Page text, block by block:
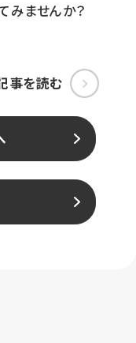
みませんか？
事を読む